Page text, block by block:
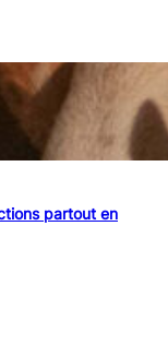
partout en